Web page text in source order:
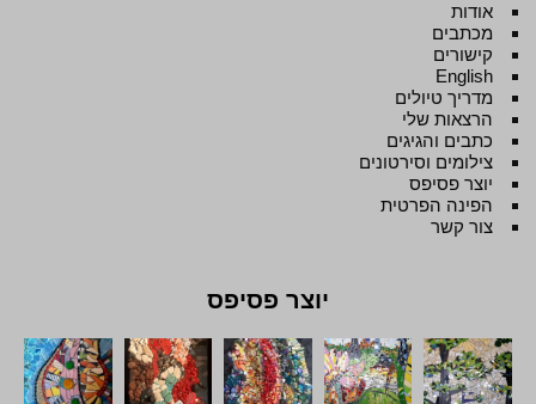
אודות
מכתבים
קישורים
English
מדריך טיולים
הרצאות שלי
כתבים והגיגים
צילומים וסירטונים
יוצר פסיפס
הפינה הפרטית
צור קשר
יוצר פסיפס